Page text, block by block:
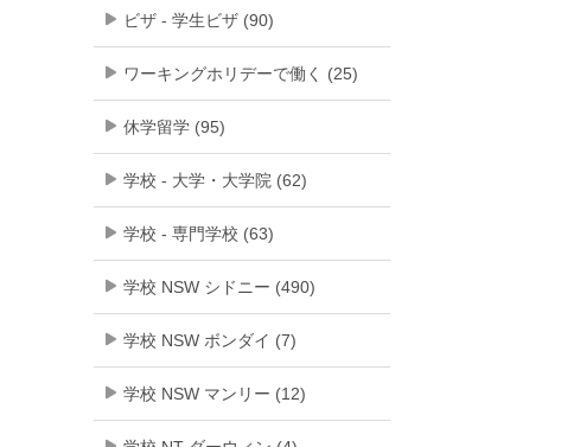
ビザ - 学生ビザ (90)
ワーキングホリデーで働く (25)
休学留学 (95)
学校 - 大学・大学院 (62)
学校 - 専門学校 (63)
学校 NSW シドニー (490)
学校 NSW ボンダイ (7)
学校 NSW マンリー (12)